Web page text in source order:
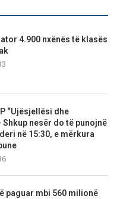
4.900 nxënës të klasës
“Ujësjellësi dhe
Shkup nesër do të punojnë
në 15:30, e mërkura
paguar mbi 560 milionë